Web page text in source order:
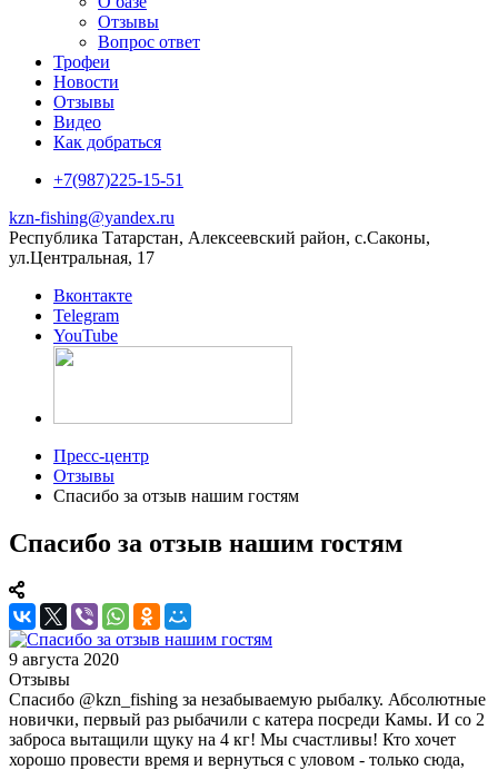
Отзывы
Вопрос ответ
Трофеи
Новости
Отзывы
Видео
Как добраться
+7(987)225-15-51
kzn-fishing@yandex.ru
Республика Татарстан, Алексеевский район, с.Саконы,
ул.Центральная, 17
Вконтакте
Telegram
YouTube
Пресс-центр
Отзывы
Спасибо за отзыв нашим гостям
Спасибо за отзыв нашим гостям
9 августа 2020
Отзывы
Спасибо @kzn_fishing за незабываемую рыбалку. Абсолютные
новички, первый раз рыбачили с катера посреди Камы. И со 2
заброса вытащили щуку на 4 кг! Мы счастливы! Кто хочет
хорошо провести время и вернуться с уловом - только сюда,